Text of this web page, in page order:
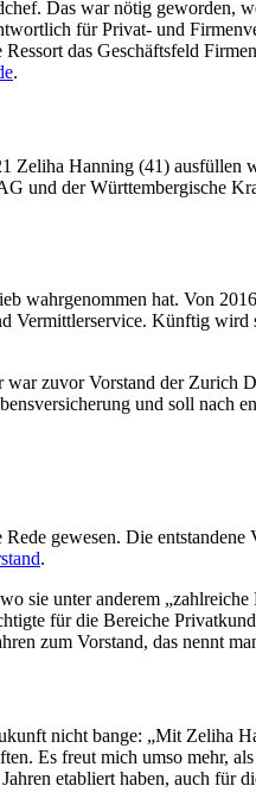
Das war nötig geworden,
für Privat- und
Ressort das Geschäftsfeld
.
Zeliha Hanning (41) ausfüllen
und der Württembergische
wahrgenommen hat. Von
Künftig wird
zuvor Vorstand der Zurich
und soll nach
gewesen. Die entstandene
.
sie unter anderem
für die Bereiche
zum Vorstand, das nennt
nicht bange: „Mit Zeliha
Es freut mich umso mehr,
etabliert haben, auch für